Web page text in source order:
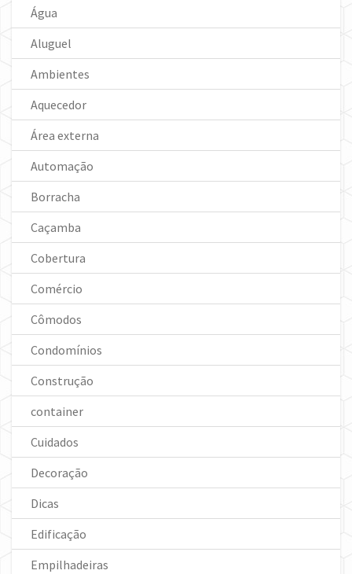
Água
Aluguel
Ambientes
Aquecedor
Área externa
Automação
Borracha
Caçamba
Cobertura
Comércio
Cômodos
Condomínios
Construção
container
Cuidados
Decoração
Dicas
Edificação
Empilhadeiras